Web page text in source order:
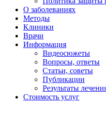
О заболеваниях
Методы
Клиники
Врачи
Информация
Видеосюжеты
Вопросы, ответы
Статьи, советы
Публикации
Результаты
Стоимость услуг